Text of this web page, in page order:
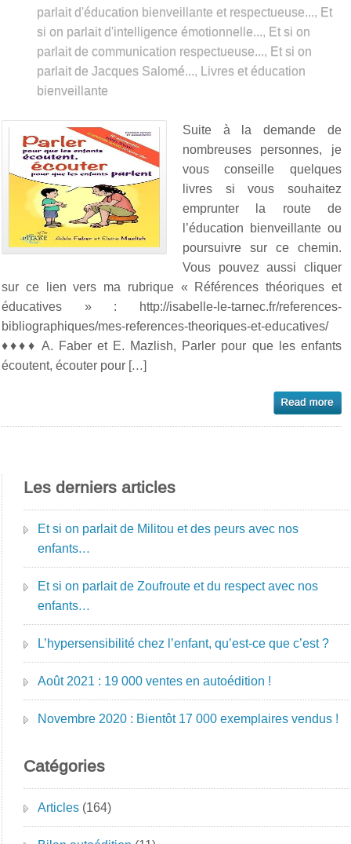
parlait d'éducation bienveillante et respectueuse..., Et
si on parlait d'intelligence émotionnelle..., Et si on
parlait de communication respectueuse..., Et si on
parlait de Jacques Salomé...,
Livres et éducation
bienveillante
Suite à la demande de
nombreuses personnes, je
vous conseille quelques
livres si vous souhaitez
emprunter la route de
l’éducation bienveillante ou
poursuivre sur ce chemin.
Vous pouvez aussi cliquer
sur ce lien vers ma rubrique « Références théoriques et
éducatives » : http://isabelle-le-tarnec.fr/references-
bibliographiques/mes-references-theoriques-et-educatives/
♦♦♦♦ A. Faber et E. Mazlish, Parler pour que les enfants
écoutent, écouter pour […]
Les derniers articles
Et si on parlait de Militou et des peurs avec nos
enfants…
Et si on parlait de Zoufroute et du respect avec nos
enfants…
L’hypersensibilité chez l’enfant, qu’est-ce que c’est ?
Août 2021 : 19 000 ventes en autoédition !
Novembre 2020 : Bientôt 17 000 exemplaires vendus !
Catégories
Articles (164)